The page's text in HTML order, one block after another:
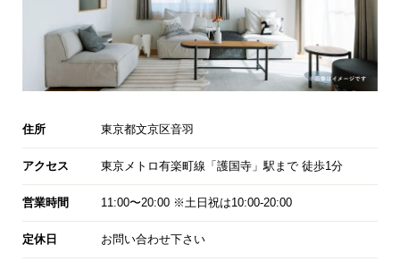
住所 東京都文京区音羽
アクセス 東京メトロ有楽町線「護国寺」駅まで 徒歩1分
営業時間 11:00〜20:00 ※土日祝は10:00-20:00
定休日 お問い合わせ下さい